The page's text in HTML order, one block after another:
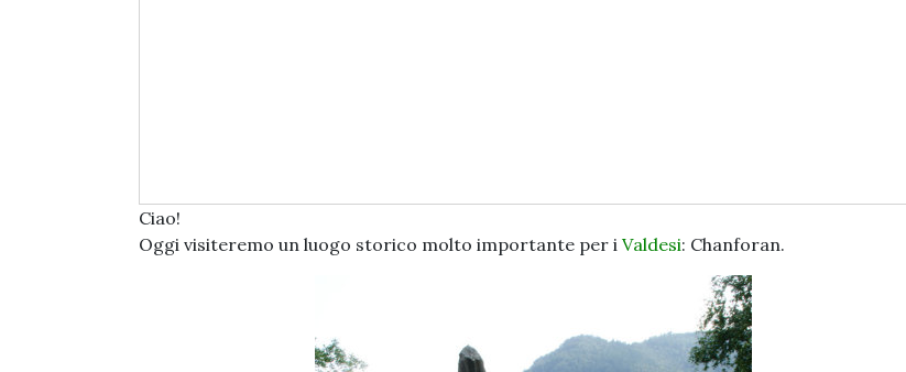
Ciao!
Oggi visiteremo un luogo storico molto importante per i Valdesi: Chanforan.